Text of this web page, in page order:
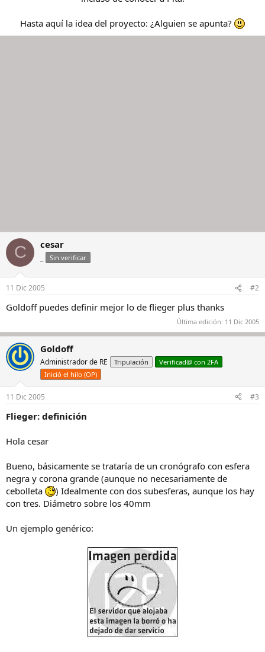
Hasta aquí la idea del proyecto: ¿Alguien se apunta?
C cesar
Sin verificar
11 Dic 2005 #2
Goldoff puedes definir mejor lo de flieger plus thanks
Última edición: 11 Dic 2005
Goldoff
Administrador de RE Tripulación
Verificad@ con 2FA
Inició el hilo (OP)
11 Dic 2005 #3
Flieger: definición
Hola cesar
Bueno, básicamente se trataría de un cronógrafo con esfera
negra y corona grande (aunque no necesariamente de
cebolleta
) Idealmente con dos subesferas, aunque los hay
con tres. Diámetro sobre los 40mm
Un ejemplo genérico: